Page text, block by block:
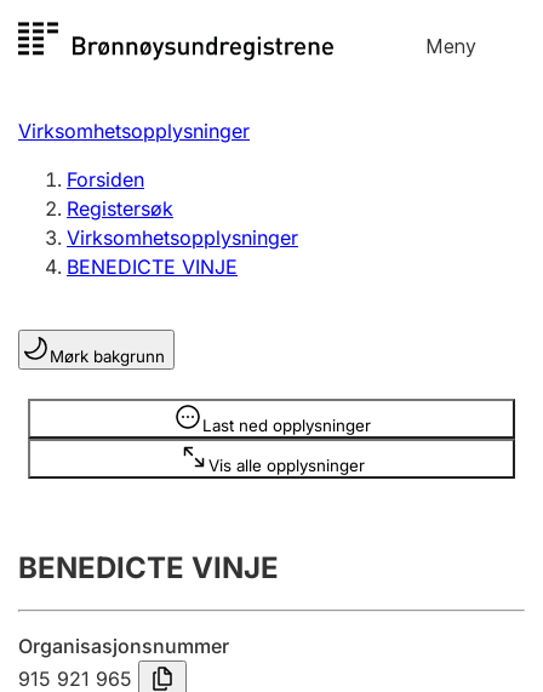
til
Meny
Registersøk
Aksjeselskap
Enkeltpersonforetak
Registrere, endre, slette
Lag og forening
Registrere, endre, slette
Årsregnskap
Innsending og forsinkelsesgebyr
Virksomhetsopplysninger
Forsiden
Registersøk
Virksomhetsopplysninger
BENEDICTE VINJE
Mørk bakgrunn
Last ned opplysninger
Vis alle opplysninger
Opplysninger er skjult
BENEDICTE VINJE
Organisasjonsnummer
915 921 965